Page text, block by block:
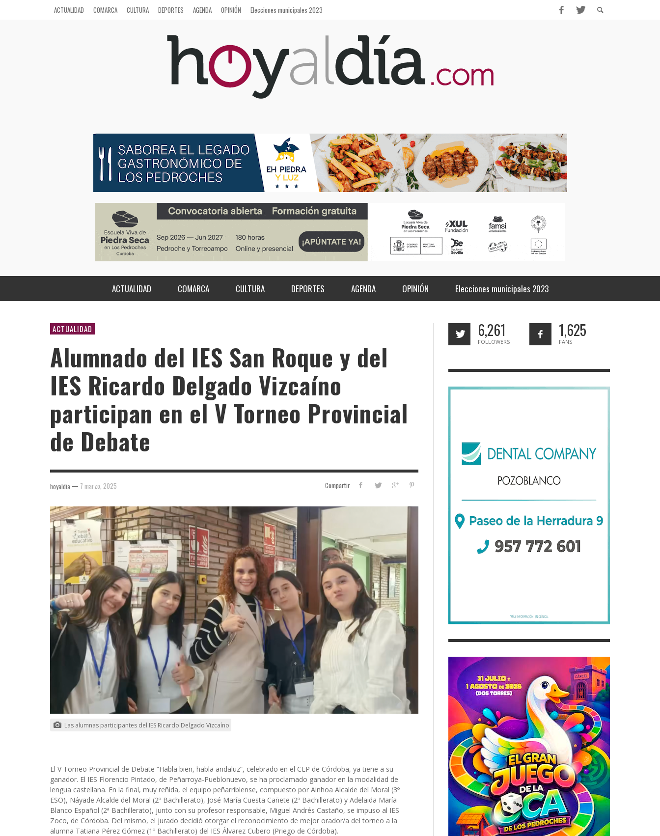
ACTUALIDAD COMARCA CULTURA DEPORTES AGENDA OPINIÓN Elecciones municipales 2023
ACTUALIDAD COMARCA CULTURA DEPORTES AGENDA OPINIÓN Elecciones municipales 2023
ACTUALIDAD
Alumnado del IES San Roque y del
IES Ricardo Delgado Vizcaíno
participan en el V Torneo Provincial
de Debate
Compartir
hoyaldia — 7 marzo, 2025
Las alumnas participantes del IES Ricardo Delgado Vizcaíno
El V Torneo Provincial de Debate “Habla bien, habla andaluz”, celebrado en el CEP de Córdoba, ya tiene a su
ganador. El IES Florencio Pintado, de Peñarroya-Pueblonuevo, se ha proclamado ganador en la modalidad de
lengua castellana. En la final, muy reñida, el equipo peñarriblense, compuesto por Ainhoa Alcalde del Moral (3º
ESO), Náyade Alcalde del Moral (2º Bachillerato), José María Cuesta Cañete (2º Bachillerato) y Adelaida María
Blanco Español (2ª Bachillerato), junto con su profesor responsable, Miguel Andrés Castaño, se impuso al IES
Zoco, de Córdoba. Del mismo, el jurado decidió otorgar el reconocimiento de mejor orador/a del torneo a la
alumna Tatiana Pérez Gómez (1º Bachillerato) del IES Álvarez Cubero (Priego de Córdoba).
6,261
FOLLOWERS
1,625
FANS